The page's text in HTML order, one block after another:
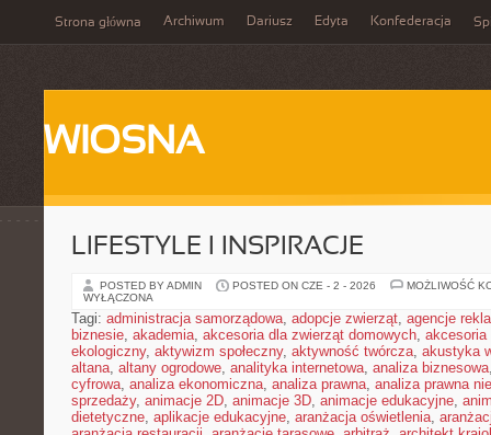
Strona główna Archiwum Dariusz Edyta Konfederacja
WIOSNA
LIFESTYLE I INSPIRACJE
POSTED BY ADMIN POSTED ON CZE - 2 - 2026
MOŻLIWOŚĆ
WYŁĄCZONA
Tagi: administracja samorządowa, adopcje zwierząt, agencje
biznesie, akademia, akcesoria dla zwierząt domowych, akcesoria
ekologiczny, aktywizm społeczny, aktywność twórcza, akustyka
altana, altany ogrodowe, analityka internetowa, analiza biznesowa
cyfrowa, analiza ekonomiczna, analiza prawna, analiza prawna
sprzedaży, animacje 2D, animacje 3D, animacje edukacyjne,
dietetyczne, aplikacje edukacyjne, aranżacja oświetlenia,